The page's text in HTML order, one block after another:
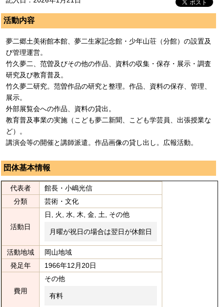
活動内容
夢二郷土美術館本館、夢二生家記念館・少年山荘（分館）の設置及
び管理運営。
竹久夢二、范曽及びその他の作品、資料の収集・保存・展示・調査
研究及び教育普及。
竹久夢二研究。范曽作品の研究と整理。作品、資料の保存、管理、
展示。
外部展覧会への作品、資料の貸出。
教育普及事業の実施（こども夢二新聞、こども学芸員、出張授業な
ど）。
講演会等の開催と講師派遣。作品画像の貸し出し。広報活動。
団体基本情報
代表者
館長・小嶋光信
分類
芸術・文化
活動日
日, 火, 水, 木, 金, 土, その他
月曜が祝日の場合は翌日が休館日
活動地域
岡山地域
発足年
1966年12月20日
費用
その他
有料